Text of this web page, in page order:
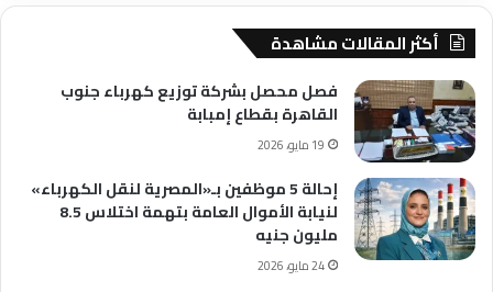
أكثر المقالات مشاهدة
فصل محصل بشركة توزيع كهرباء جنوب
القاهرة بقطاع إمبابة
19 مايو، 2026
إحالة 5 موظفين بـ«المصرية لنقل الكهرباء»
لنيابة الأموال العامة بتهمة اختلاس 8.5
مليون جنيه
24 مايو، 2026